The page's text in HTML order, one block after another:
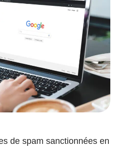
de spam sanctionnées en